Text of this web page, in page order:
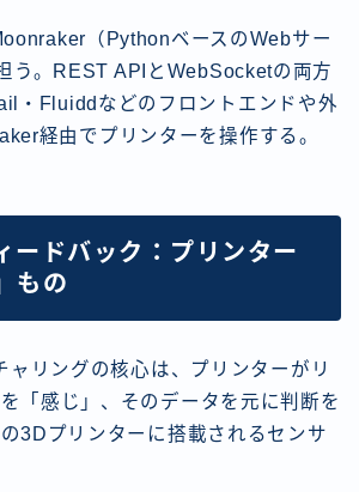
（PythonベースのWebサー
う。REST APIとWebSocketの両方
・Fluiddなどのフロントエンドや外
経由でプリンターを操作する。
ードバック：プリンター
もの
ャリングの核心は、プリンターがリ
「感じ」、そのデータを元に判断を
3Dプリンターに搭載されるセンサ